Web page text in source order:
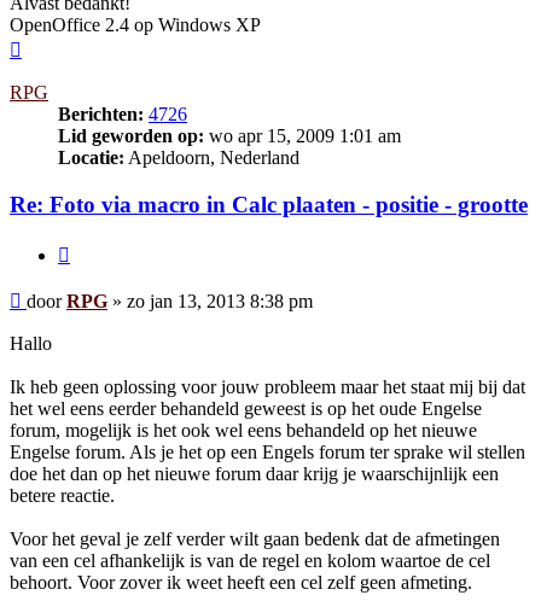
OpenOffice 2.4 op Windows XP
RPG
Berichten: 4726
Lid geworden op: wo apr 15, 2009 1:01 am
Locatie: Apeldoorn, Nederland
Re: Foto via macro in Calc plaaten - positie - grootte
Bericht
doorRPG » zo jan 13, 2013 8:38 pm
Hallo
Ik heb geen oplossing voor jouw probleem maar het staat mij bij dat
het wel eens eerder behandeld geweest is op het oude Engelse
forum, mogelijk is het ook wel eens behandeld op het nieuwe
Engelse forum. Als je het op een Engels forum ter sprake wil stellen
doe het dan op het nieuwe forum daar krijg je waarschijnlijk een
betere reactie.
Voor het geval je zelf verder wilt gaan bedenk dat de afmetingen
van een cel afhankelijk is van de regel en kolom waartoe de cel
behoort. Voor zover ik weet heeft een cel zelf geen afmeting.